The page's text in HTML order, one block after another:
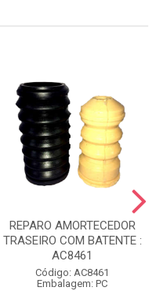
REPARO AMORTECEDOR
TRASEIRO COM BATENTE :
AC8461
Código: AC8461
Embalagem: PC